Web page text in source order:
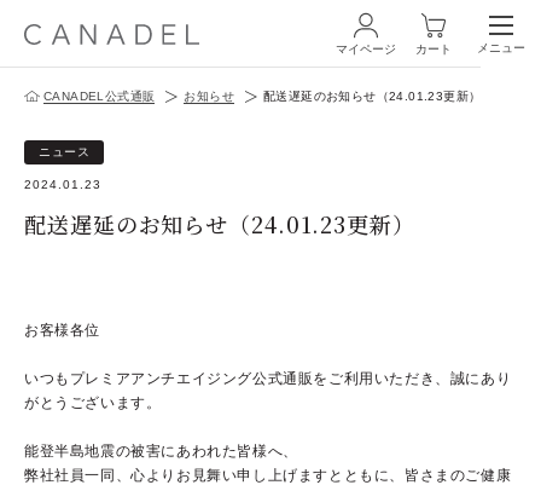
ログイン・新規会員登録
化粧水
スペシャルケア
マイページ カート メニュー
CANADEL公式通販 お知らせ 配送遅延のお知らせ（24.01.23更新）
ニュース
2024.01.23
配送遅延のお知らせ（24.01.23更新）
お客様各位
いつもプレミアアンチエイジング公式通販をご利用いただき、誠にあり
がとうございます。
能登半島地震の被害にあわれた皆様へ、
弊社社員一同、心よりお見舞い申し上げますとともに、皆さまのご健康